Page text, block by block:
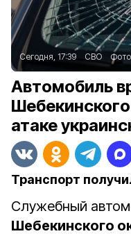
Сегодня, 17:39 СВО
Автомобиль
атаке
Транспорт
Служебный
Шебекинского